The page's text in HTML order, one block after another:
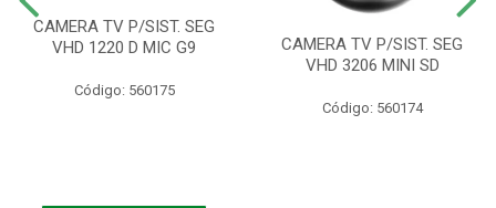
CAMERA TV P/SIST. SEG
VHD 1220 D MIC G9
Código: 560175
CAMERA TV P/SIST. SEG
VHD 3206 MINI SD
Código: 560174